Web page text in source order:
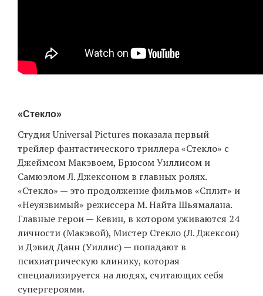
«Стекло»
Студия Universal Pictures показала первый
трейлер фантастического триллера «Стекло» с
Джеймсом Макэвоем, Брюсом Уиллисом и
Самюэлом Л. Джексоном в главных ролях.
«Стекло» — это продолжение фильмов «Сплит» и
«Неуязвимый» режиссера М. Найта Шьямалана.
Главные герои — Кевин, в котором уживаются 24
личности (Макэвой), Мистер Стекло (Л. Джексон)
и Дэвид Данн (Уиллис) — попадают в
психиатрическую клинику, которая
специализируется на людях, считающих себя
супергероями.